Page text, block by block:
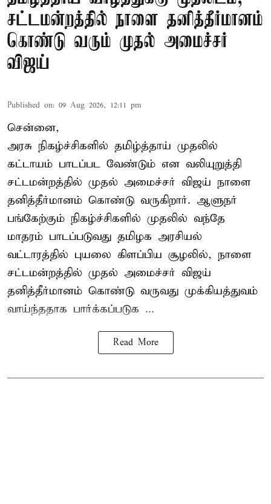
சட்டமன்றத்தில் நாளை தனித்தீர்மானம்
கொண்டு வரும் முதல் அமைச்சர்
விஜய்
Published on: 09 Aug 2026, 12:11 pm
சென்னை,
அரசு நிகழ்ச்சிகளில் தமிழ்த்தாய் முதலில்
கட்டாயம் பாடப்பட வேண்டும் என வலியுறுத்தி
சட்டமன்றத்தில் முதல் அமைச்சர் விஜய் நாளை
தனித்தீர்மானம் கொண்டு வருகிறார். ஆளுநர்
பங்கேற்கும் நிகழ்ச்சிகளில் முதலில் வந்தே
மாதரம் பாடப்படுவது தமிழக அரசியல்
வட்டாரத்தில் புயலை கிளப்பிய சூழலில், நாளை
சட்டமன்றத்தில் முதல் அமைச்சர் விஜய்
தனித்தீர்மானம் கொண்டு வருவது முக்கியத்துவம்
வாய்ந்ததாக பார்க்கப்படுக ...
Read More